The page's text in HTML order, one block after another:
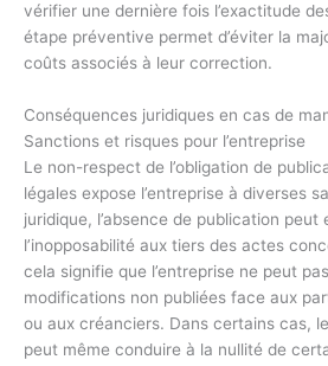
vérifier une dernière fois l’exactitude
étape préventive permet d’éviter la
coûts associés à leur correction.
Conséquences juridiques en cas de
Sanctions et risques pour l’entreprise
Le non-respect de l’obligation de
légales expose l’entreprise à diverses
juridique, l’absence de publication peut
l’inopposabilité aux tiers des actes
cela signifie que l’entreprise ne peut
modifications non publiées face aux
ou aux créanciers. Dans certains cas,
peut même conduire à la nullité de